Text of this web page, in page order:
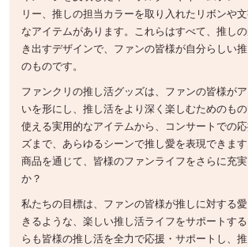
リー、推しの担当カラーを取り入れたリボンや
なアイテムがあります。これらはすべて、推し
き出すデザインで、ファンの皆様が自分らしい
のものです。
ファンクリの推し活グッズは、ファンの皆様が
いを形にし、推し活をより深く楽しむためのも
使える実用的なアイテムから、コンサートでの
ズまで、あらゆるシーンで推し愛を表現できま
商品を通じて、皆様のファンライフをさらに充
か？
私たちの目標は、ファンの皆様が推しに対する
きるような、楽しい推し活ライフをサポートす
らも皆様の推し活を全力で応援・サポートし、